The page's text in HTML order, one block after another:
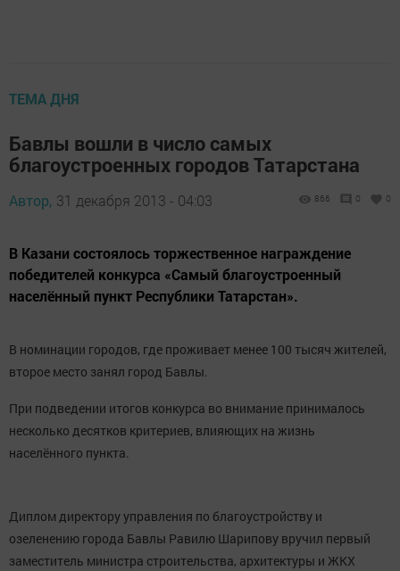
ТЕМА ДНЯ
Бавлы вошли в число самых
благоустроенных городов Татарстана
Автор, 31 декабря 2013 - 04:03 866 0 0
В Казани состоялось торжественное награждение
победителей конкурса «Самый благоустроенный
населённый пункт Республики Татарстан».
В номинации городов, где проживает менее 100 тысяч жителей,
второе место занял город Бавлы.
При подведении итогов конкурса во внимание принималось
несколько десятков критериев, влияющих на жизнь
населённого пункта.
Диплом директору управления по благоустройству и
озеленению города Бавлы Равилю Шарипову вручил первый
заместитель министра строительства, архитектуры и ЖКХ